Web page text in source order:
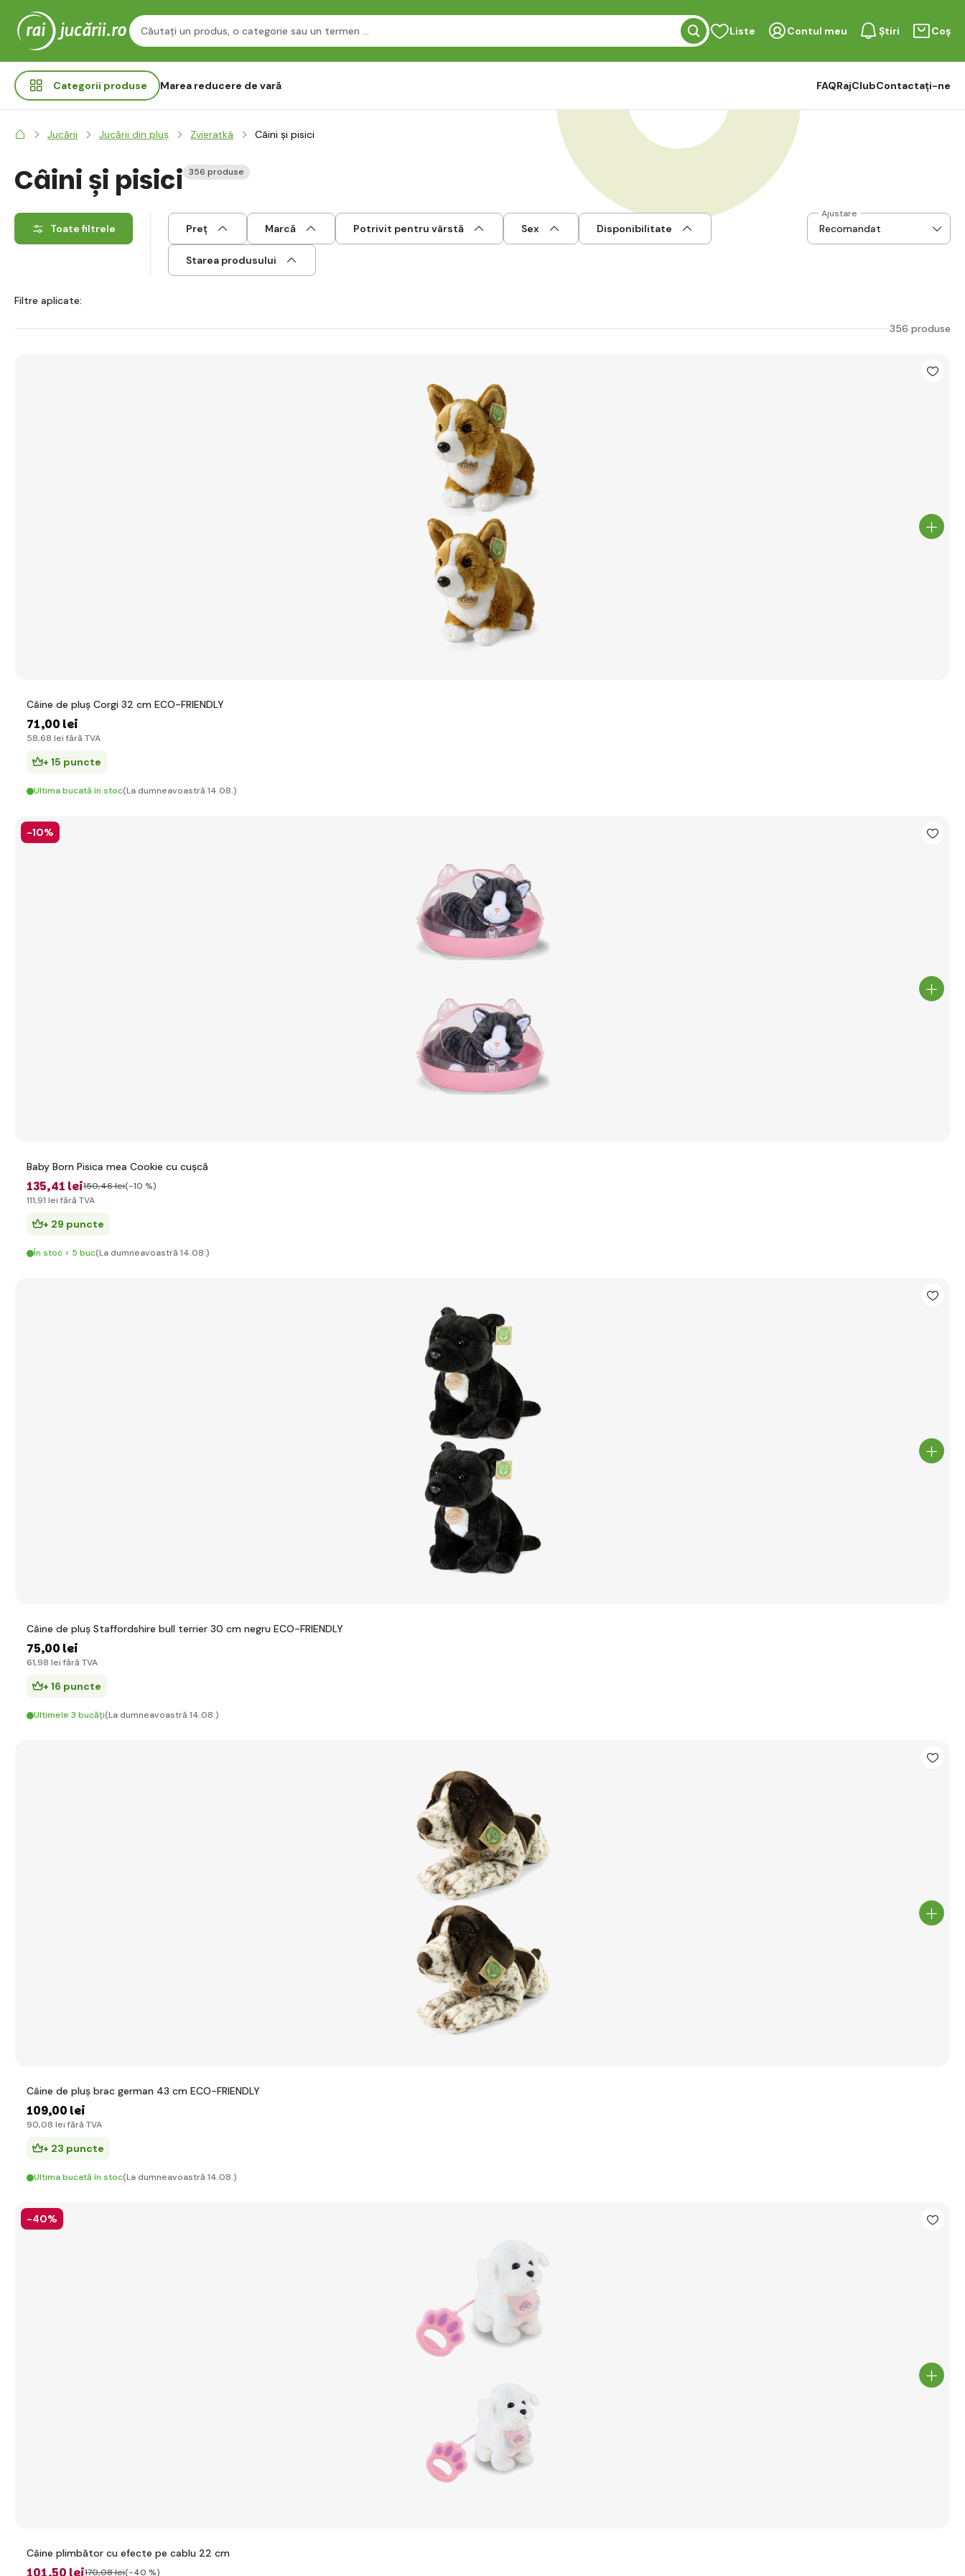
Liste Contul meu Știri Coș
Categorii produse Marea reducere de vară FAQRajClubContactați-ne
Jucării Jucării din pluș Zvieratká Câini și pisici
Câini și pisici 356 produse
Toate filtrele Preț Marcă Potrivit pentru vârstă Sex Disponibilitate
Starea produsului
Ajustare
Filtre aplicate:
356 produse
Câine de pluș Corgi 32 cm ECO-FRIENDLY
71,00 lei
58,68 lei fără TVA
+ 15 puncte
Ultima bucată în stoc(La dumneavoastră 14.08.)
-10%
Baby Born Pisica mea Cookie cu cușcă
135,41 lei150,46 lei(-10 %)
111,91 lei fără TVA
+ 29 puncte
În stoc > 5 buc(La dumneavoastră 14.08.)
Câine de pluș Staffordshire bull terrier 30 cm negru ECO-FRIENDLY
75,00 lei
61,98 lei fără TVA
+ 16 puncte
Ultimele 3 bucăți(La dumneavoastră 14.08.)
Câine de pluș brac german 43 cm ECO-FRIENDLY
109,00 lei
90,08 lei fără TVA
+ 23 puncte
Ultima bucată în stoc(La dumneavoastră 14.08.)
-40%
Câine plimbător cu efecte pe cablu 22 cm
170,08 lei(-40 %)